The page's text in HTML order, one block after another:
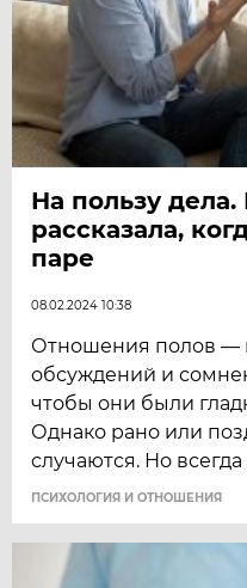
На пользу дела.
рассказала,
паре
08.02.2024 10:38
Отношения полов —
обсуждений и
чтобы они были
Однако рано или
случаются. Но
ПСИХОЛОГИЯ И ОТНОШЕНИЯ